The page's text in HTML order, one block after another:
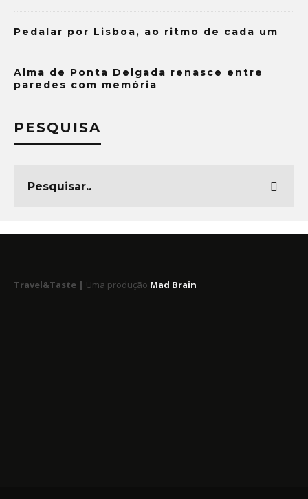
Pedalar por Lisboa, ao ritmo de cada um
Alma de Ponta Delgada renasce entre
paredes com memória
PESQUISA
Travel&Taste | Uma produção Mad Brain